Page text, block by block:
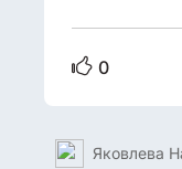
0
Яковлева